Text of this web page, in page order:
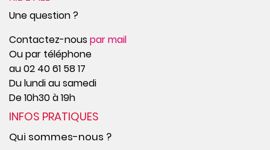
Une question ?
Contactez-nouspar mail
Ou par téléphone
au 02 40 61 58 17
Du lundi au samedi
De 10h30 à 19h
INFOS PRATIQUES
Qui sommes-nous ?